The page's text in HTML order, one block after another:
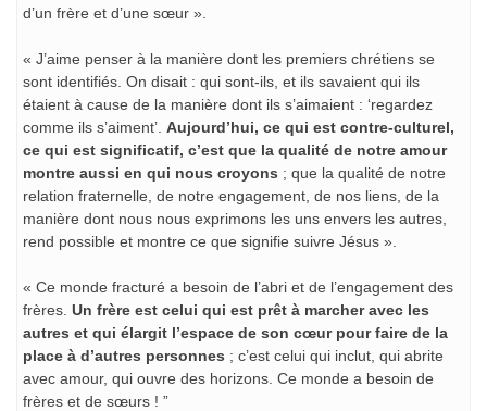
d’un frère et d’une sœur ».
« J’aime penser à la manière dont les premiers chrétiens se
sont identifiés. On disait : qui sont-ils, et ils savaient qui ils
étaient à cause de la manière dont ils s’aimaient : ‘regardez
comme ils s’aiment’. Aujourd’hui, ce qui est contre-culturel,
ce qui est significatif, c’est que la qualité de notre amour
montre aussi en qui nous croyons ; que la qualité de notre
relation fraternelle, de notre engagement, de nos liens, de la
manière dont nous nous exprimons les uns envers les autres,
rend possible et montre ce que signifie suivre Jésus ».
« Ce monde fracturé a besoin de l’abri et de l’engagement des
frères. Un frère est celui qui est prêt à marcher avec les
autres et qui élargit l’espace de son cœur pour faire de la
place à d’autres personnes ; c’est celui qui inclut, qui abrite
avec amour, qui ouvre des horizons. Ce monde a besoin de
frères et de sœurs ! ”